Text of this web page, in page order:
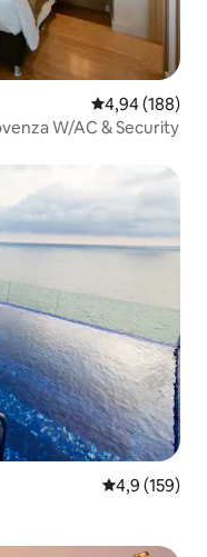
Gemiddelde
4,94 (188)
W/AC & Security
Gemiddelde
4,9 (159)